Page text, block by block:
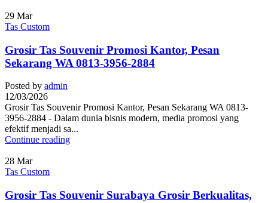
29 Mar
Tas Custom
Grosir Tas Souvenir Promosi Kantor, Pesan
Sekarang WA 0813-3956-2884
Posted by admin
12/03/2026
Grosir Tas Souvenir Promosi Kantor, Pesan Sekarang WA 0813-
3956-2884 - Dalam dunia bisnis modern, media promosi yang
efektif menjadi sa...
Continue reading
28 Mar
Tas Custom
Grosir Tas Souvenir Surabaya Grosir Berkualitas,